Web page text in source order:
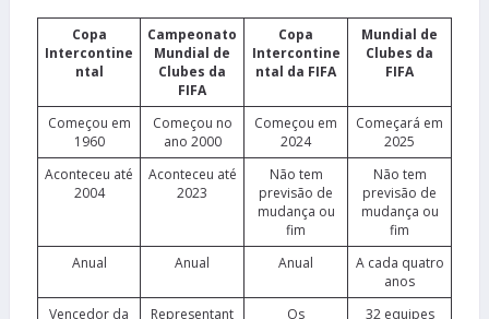
Copa
Intercontine
ntal
Campeonato
Mundial de
Clubes da
FIFA
Copa
Intercontine
ntal da FIFA
Mundial de
Clubes da
FIFA
Começou em
1960
Começou no
ano 2000
Começou em
2024
Começará em
2025
Aconteceu até
2004
Aconteceu até
2023
Não tem
previsão de
mudança ou
fim
Não tem
previsão de
mudança ou
fim
Anual
Anual Anual
A cada quatro
anos
Vencedor da
Representant
Os
32 equipes